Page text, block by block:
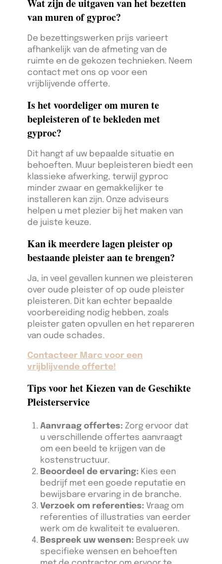
Wat zijn de uitgaven van het bezetten
van muren of gyproc?
De bezettingswerken prijs varieert
afhankelijk van de afmeting van de
ruimte en de gekozen technieken. Neem
contact met ons op voor een
vrijblijvende offerte.
Is het voordeliger om muren te
bepleisteren of te bekleden met
gyproc?
Dit hangt af uw bepaalde situatie en
behoeften. Muur bepleisteren biedt een
klassieke afwerking, terwijl gyproc
minder zwaar en gemakkelijker te
installeren kan zijn. Onze adviseurs
helpen u met plezier bij het maken van
de juiste keuze.
Kan ik meerdere lagen pleister op
bestaande pleister aan te brengen?
Ja, in veel gevallen kunnen we pleisteren
over oude pleister of op oude pleister
pleisteren. Dit kan echter bepaalde
voorbereiding nodig hebben, zoals
pleister gaten opvullen en het repareren
van oude schades.
Contacteer Marc voor een
vrijblijvende offerte!
Tips voor het Kiezen van de Geschikte
Pleisterservice
Aanvraag offertes: Zorg ervoor dat
u verschillende offertes aanvraagt
om een beeld te krijgen van de
kostenstructuur.
Beoordeel de ervaring: Kies een
bedrijf met een goede reputatie en
bewijsbare ervaring in de branche.
Verzoek om referenties: Vraag om
referenties of illustraties van eerder
werk om de kwaliteit te evalueren.
Bespreek uw wensen: Bespreek uw
specifieke wensen en behoeften